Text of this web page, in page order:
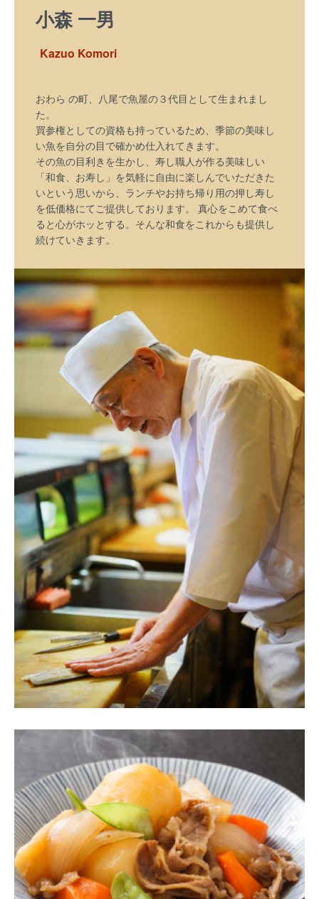
小森 一男
Kazuo Komori
おわら の町、八尾で魚屋の３代目として生まれまし
た。
買参権としての資格も持っているため、季節の美味し
い魚を自分の目で確かめ仕入れてきます。
その魚の目利きを生かし、寿し職人が作る美味しい
「和食、お寿し」を気軽に自由に楽しんでいただきた
いという思いから、ランチやお持ち帰り用の押し寿し
を低価格にてご提供しております。 真心をこめて食べ
ると心がホッとする。そんな和食をこれからも提供し
続けていきます。